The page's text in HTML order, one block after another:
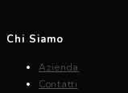
Chi Siamo
Azienda
Contatti